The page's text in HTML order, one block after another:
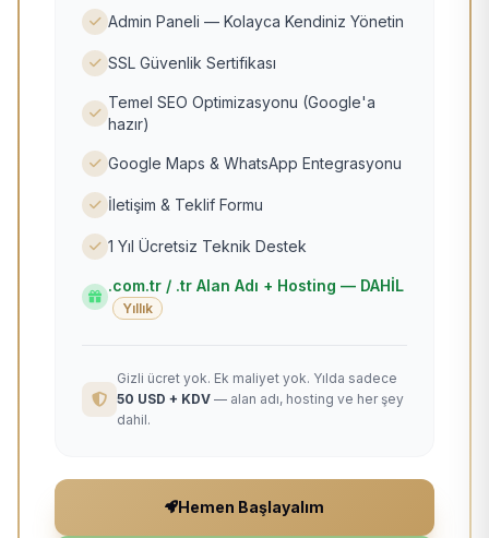
Admin Paneli — Kolayca Kendiniz Yönetin
SSL Güvenlik Sertifikası
Temel SEO Optimizasyonu (Google'a
hazır)
Google Maps & WhatsApp Entegrasyonu
İletişim & Teklif Formu
1 Yıl Ücretsiz Teknik Destek
.com.tr / .tr Alan Adı + Hosting — DAHİL
Yıllık
Gizli ücret yok. Ek maliyet yok. Yılda sadece
50 USD + KDV — alan adı, hosting ve her şey
dahil.
Hemen Başlayalım